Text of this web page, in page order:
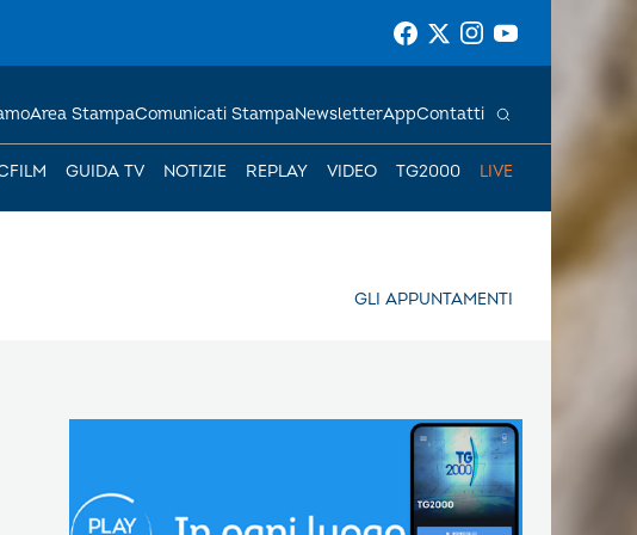
GUIDA TV NOTIZIE REPLAY VIDEO TG2000 LIVE
Area StampaComunicati StampaNewsletterAppContatti
GLI APPUNTAMENTI